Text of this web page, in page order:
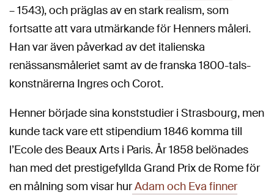
– 1543), och präglas av en stark realism, som
fortsatte att vara utmärkande för Henners måleri.
Han var även påverkad av det italienska
renässansmåleriet samt av de franska 1800-tals-
konstnärerna Ingres och Corot.
Henner började sina konststudier i Strasbourg, men
kunde tack vare ett stipendium 1846 komma till
l’Ecole des Beaux Arts i Paris. År 1858 belönades
han med det prestigefyllda Grand Prix de Rome för
en målning som visar hurAdam och Eva finner